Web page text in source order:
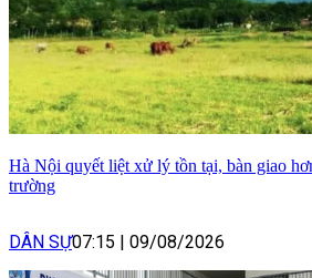
Hà Nội quyết liệt xử lý tồn tại, bàn giao
trường
DÂN SỰ07:15 | 09/08/2026